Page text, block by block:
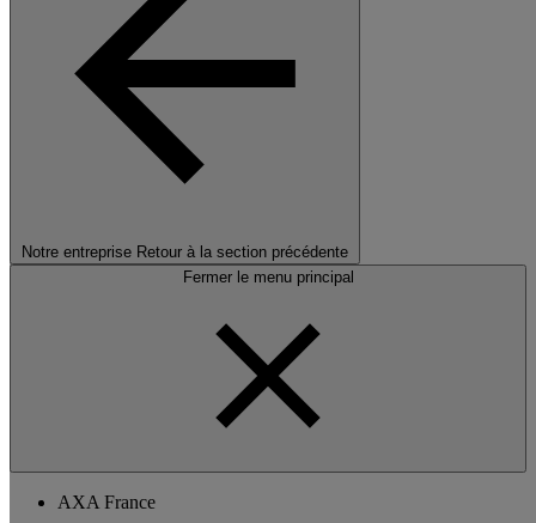
Notre entreprise Retour à la section précédente
Fermer le menu principal
AXA France